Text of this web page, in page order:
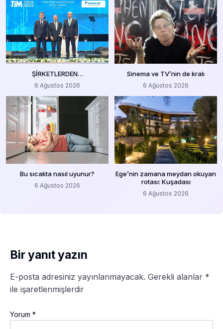
ŞİRKETLERDEN…
6 Ağustos 2026
Sinema ve TV’nin de kralı
6 Ağustos 2026
Bu sıcakta nasıl uyunur?
6 Ağustos 2026
Ege’nin zamana meydan okuyan
rotası: Kuşadası
6 Ağustos 2026
Bir yanıt yazın
E-posta adresiniz yayınlanmayacak. Gerekli alanlar *
ile işaretlenmişlerdir
Yorum *